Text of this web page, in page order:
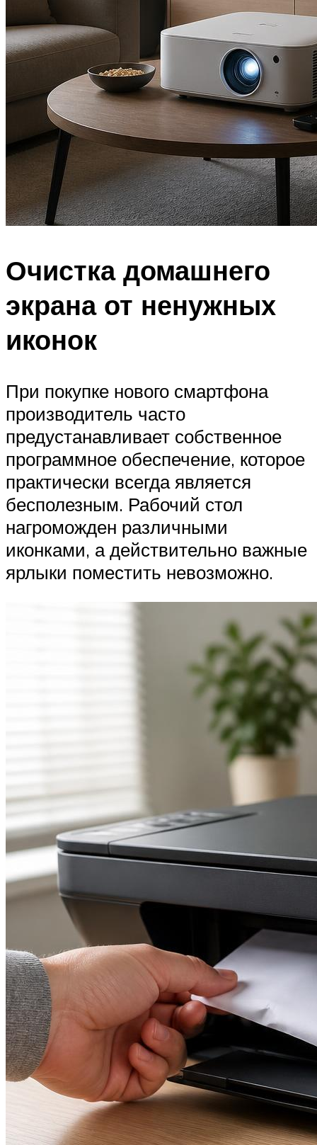
Очистка домашнего
экрана от ненужных
иконок
При покупке нового смартфона
производитель часто
предустанавливает собственное
программное обеспечение, которое
практически всегда является
бесполезным. Рабочий стол
нагроможден различными
иконками, а действительно важные
ярлыки поместить невозможно.